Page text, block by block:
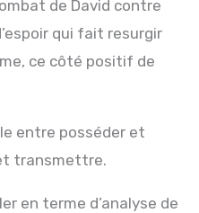
de David contre
qui fait resurgir
ce côté positif de
entre posséder et
transmettre.
en terme d’analyse de